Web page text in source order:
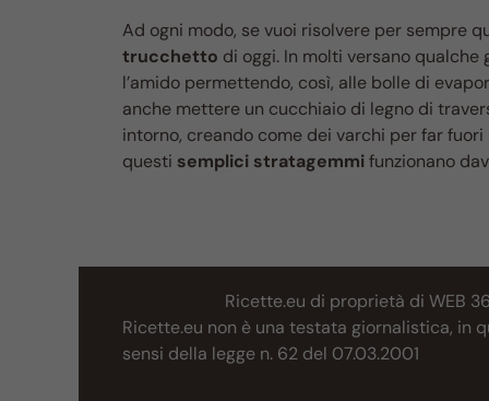
Ad ogni modo, se vuoi risolvere per sempre
trucchetto di oggi. In molti versano qualche
l’amido permettendo, così, alle bolle di
anche mettere un cucchiaio di legno di
intorno, creando come dei varchi per far
questi semplici stratagemmifunzionano
Ricette.eu di proprietà di WEB
Ricette.eu non è una testata giornalistica, in
sensi della legge n. 62 del 07.03.2001